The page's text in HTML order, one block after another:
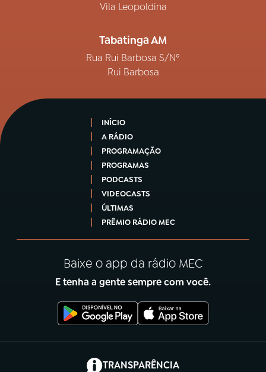
Vila Leopoldina
Tabatinga AM
Rua Rui Barbosa S/Nº
Rui Barbosa
INÍCIO
A RÁDIO
PROGRAMAÇÃO
PROGRAMAS
PODCASTS
VIDEOCASTS
ÚLTIMAS
PRÊMIO RÁDIO MEC
Baixe o app da rádio MEC
E tenha a gente sempre com você.
TRANSPARÊNCIA
(abre em nova aba)